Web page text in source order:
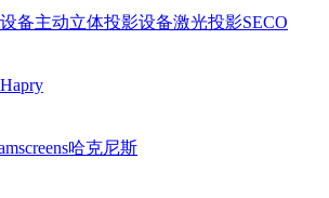
备主动立体投影设备激光投影SECO
Hapry
screens哈克尼斯